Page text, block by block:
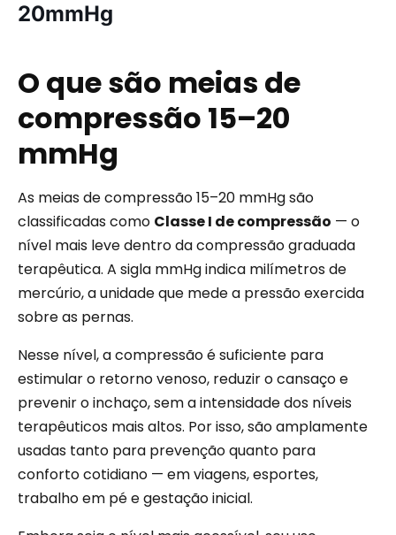
20mmHg
O que são meias de
compressão 15–20
mmHg
As meias de compressão 15–20 mmHg são
classificadas como Classe I de compressão — o
nível mais leve dentro da compressão graduada
terapêutica. A sigla mmHg indica milímetros de
mercúrio, a unidade que mede a pressão exercida
sobre as pernas.
Nesse nível, a compressão é suficiente para
estimular o retorno venoso, reduzir o cansaço e
prevenir o inchaço, sem a intensidade dos níveis
terapêuticos mais altos. Por isso, são amplamente
usadas tanto para prevenção quanto para
conforto cotidiano — em viagens, esportes,
trabalho em pé e gestação inicial.